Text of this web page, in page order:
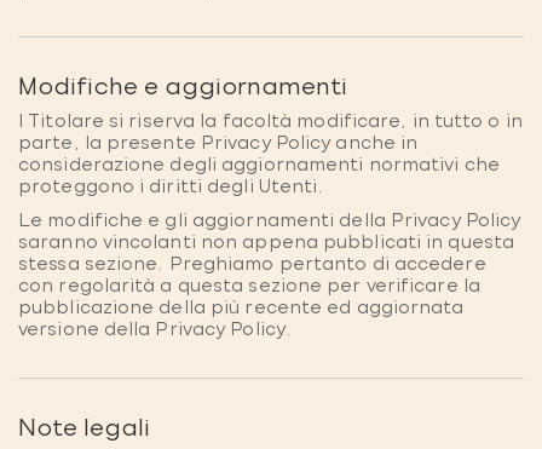
Modifiche e aggiornamenti
I Titolare si riserva la facoltà modificare, in tutto o in
parte, la presente Privacy Policy anche in
considerazione degli aggiornamenti normativi che
proteggono i diritti degli Utenti.
Le modifiche e gli aggiornamenti della Privacy Policy
saranno vincolanti non appena pubblicati in questa
stessa sezione. Preghiamo pertanto di accedere
con regolarità a questa sezione per verificare la
pubblicazione della più recente ed aggiornata
versione della Privacy Policy.
Note legali